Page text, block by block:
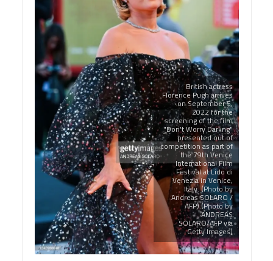
British actress
Florence Pugh arrives
on September 5,
2022 for the
screening of the film
"Don't Worry Darling"
presented out of
competition as part of
the 79th Venice
International Film
Festival at Lido di
Venezia in Venice,
Italy. (Photo by
Andreas SOLARO /
AFP) (Photo by
ANDREAS
SOLARO/AFP via
Getty Images)